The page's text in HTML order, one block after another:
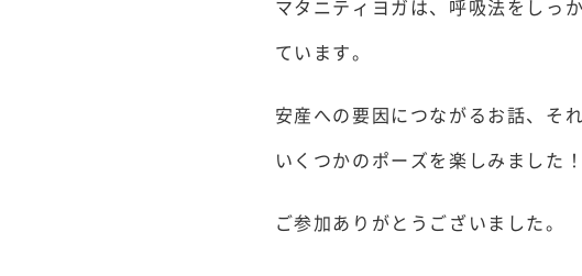
マタニティヨガは、呼吸法をしっ
ています。
安産への要因につながるお話、そ
いくつかのポーズを楽しみました！
ご参加ありがとうございました。